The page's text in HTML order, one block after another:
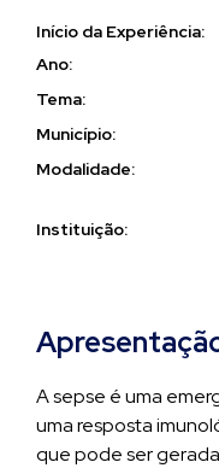
Início da Experiência:
Ano:
Tema:
Município:
Modalidade:
Instituição:
A sepse é uma
uma resposta
que pode ser